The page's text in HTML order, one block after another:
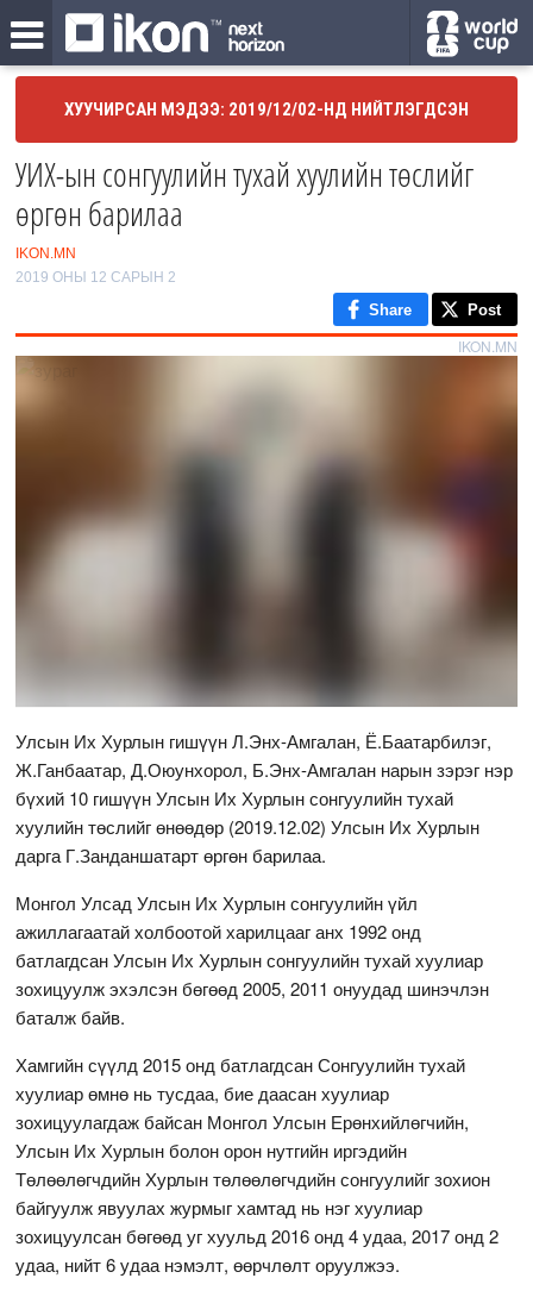
ХУУЧИРСАН МЭДЭЭ: 2019/12/02-НД НИЙТЛЭГДСЭН
УИХ-ын сонгуулийн тухай хуулийн төслийг
өргөн барилаа
IKON.MN
2019 ОНЫ 12 САРЫН 2
Share Post
IKON.MN
Улсын Их Хурлын гишүүн Л.Энх-Амгалан, Ё.Баатарбилэг,
Ж.Ганбаатар, Д.Оюунхорол, Б.Энх-Амгалан нарын зэрэг нэр
бүхий 10 гишүүн Улсын Их Хурлын сонгуулийн тухай
хуулийн төслийг өнөөдөр (2019.12.02) Улсын Их Хурлын
дарга Г.Занданшатарт өргөн барилаа.
Монгол Улсад Улсын Их Хурлын сонгуулийн үйл
ажиллагаатай холбоотой харилцааг анх 1992 онд
батлагдсан Улсын Их Хурлын сонгуулийн тухай хуулиар
зохицуулж эхэлсэн бөгөөд 2005, 2011 онуудад шинэчлэн
баталж байв.
Хамгийн сүүлд 2015 онд батлагдсан Сонгуулийн тухай
хуулиар өмнө нь тусдаа, бие даасан хуулиар
зохицуулагдаж байсан Монгол Улсын Ерөнхийлөгчийн,
Улсын Их Хурлын болон орон нутгийн иргэдийн
Төлөөлөгчдийн Хурлын төлөөлөгчдийн сонгуулийг зохион
байгуулж явуулах журмыг хамтад нь нэг хуулиар
зохицуулсан бөгөөд уг хуульд 2016 онд 4 удаа, 2017 онд 2
удаа, нийт 6 удаа нэмэлт, өөрчлөлт оруулжээ.